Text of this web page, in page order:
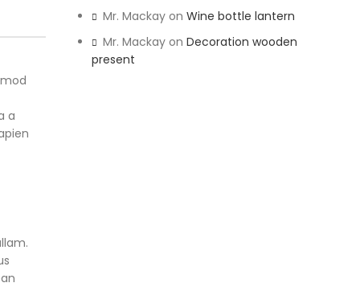
a
Mr. Mackayon Wine bottle lantern
Mr. Mackayon Decoration wooden
present